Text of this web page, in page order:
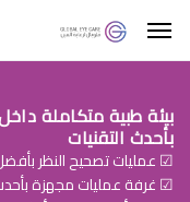
بيئة طبية متكاملة
بأحدث التقنيات
☑ عمليات تصحيح النظر
☑ غرفة عمليات مجهزة